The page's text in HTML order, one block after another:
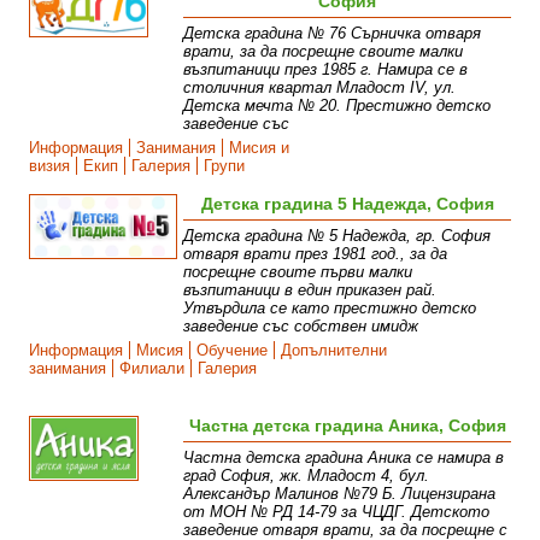
Детска градина № 76 Сърничка отваря
врати, за да посрещне своите малки
възпитаници през 1985 г. Намира се в
столичния квартал Младост IV, ул.
Детска мечта № 20. Престижно детско
заведение със
Информация
Занимания
Мисия и
визия
Екип Галерия Групи
Детска градина 5 Надежда, София
Детска градина № 5 Надежда, гр. София
отваря врати през 1981 год., за да
посрещне своите първи малки
възпитаници в един приказен рай.
Утвърдила се като престижно детско
заведение със собствен имидж
Информация
Мисия Обучение
Допълнителни
занимания
Филиали Галерия
Частна детска градина Аника, София
Частна детска градина Аника се намира в
град София, жк. Младост 4, бул.
Александър Малинов №79 Б. Лицензирана
от МОН № РД 14-79 за ЧЦДГ. Детското
заведение отваря врати, за да посрещне с